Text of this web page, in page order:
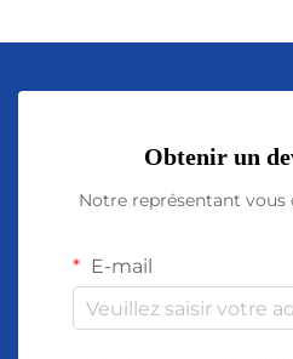
Obtenir un
Notre représentant vous
E-mail